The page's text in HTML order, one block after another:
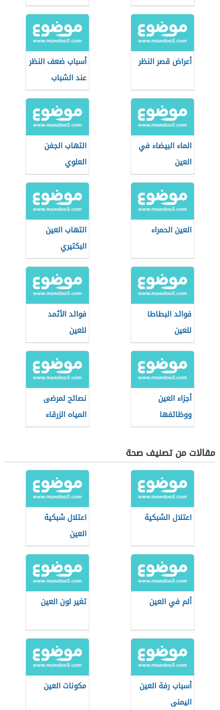
أعراض قصر النظر
أسباب ضعف النظر
عند الشباب
الماء البيضاء في
العين
التهاب الجفن
العلوي
العين الحمراء
التهاب العين
البكتيري
فوائد البطاطا
للعين
فوائد الأثمد
للعين
أجزاء العين
ووظائفها
نصائح لمرضى
المياه الزرقاء
مقالات من تصنيف صحة
اعتلال الشبكية
اعتلال شبكية
العين
ألم في العين تغير لون العين
أسباب رفة العين
اليمنى
مكونات العين